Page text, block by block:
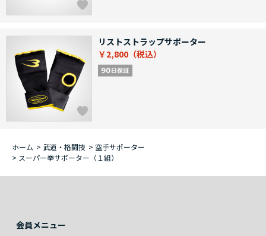
リストストラップサポーター
￥2,800
ホーム > 武道・格闘技 > 空手サポーター
> スーパー拳サポーター（１組）
会員メニュー